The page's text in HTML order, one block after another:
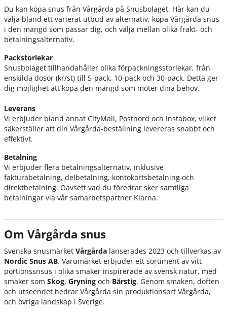
Du kan köpa snus från Vårgårda på Snusbolaget. Här kan du
välja bland ett varierat utbud av alternativ, köpa Vårgårda snus
i den mängd som passar dig, och välja mellan olika frakt- och
betalningsalternativ.
Packstorlekar
Snusbolaget tillhandahåller olika förpackningsstorlekar, från
enskilda dosor (kr/st) till 5-pack, 10-pack och 30-pack. Detta ger
dig möjlighet att köpa den mängd som möter dina behov.
Leverans
Vi erbjuder bland annat CityMail, Postnord och Instabox, vilket
säkerställer att din Vårgårda-beställning levereras snabbt och
effektivt.
Betalning
Vi erbjuder flera betalningsalternativ, inklusive
fakturabetalning, delbetalning, kontokortsbetalning och
direktbetalning. Oavsett vad du föredrar sker samtliga
betalningar via vår samarbetspartner Klarna.
Om Vårgårda snus
Svenska snusmärket Vårgårda lanserades 2023 och tillverkas av
Nordic Snus AB. Varumärket erbjuder ett sortiment av vitt
portionssnsus i olika smaker inspirerade av svensk natur, med
smaker som Skog, Gryning och Bärstig. Genom smaken, doften
och utseendet hedrar Vårgårda sin produktionsort Vårgårda,
och övriga landskap i Sverige.